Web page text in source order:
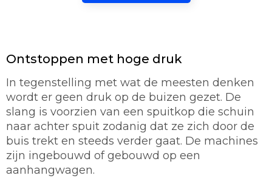
Ontstoppen met hoge druk
In tegenstelling met wat de meesten denken
wordt er geen druk op de buizen gezet. De
slang is voorzien van een spuitkop die schuin
naar achter spuit zodanig dat ze zich door de
buis trekt en steeds verder gaat. De machines
zijn ingebouwd of gebouwd op een
aanhangwagen.